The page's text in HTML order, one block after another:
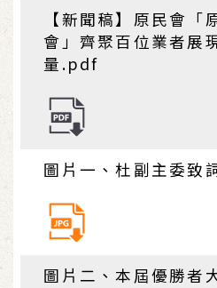
【新聞稿】原民會「
會」齊聚百位業者展
量.pdf
圖片一、杜副主委致
圖片二、本屆優勝者